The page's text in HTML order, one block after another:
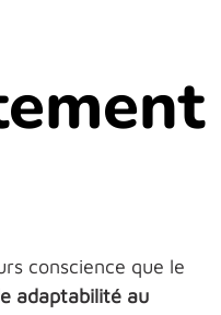
conscience que le
adaptabilité au